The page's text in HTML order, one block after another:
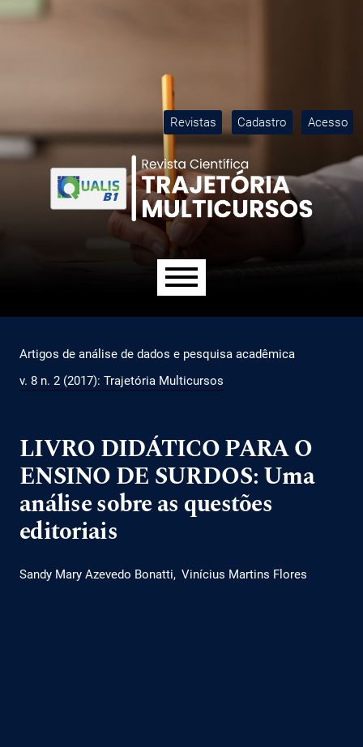
Ir para o menu de navegação principal
Ir para o conteúdo principal
Ir para o rodapé
Revistas Cadastro Acesso
Artigos de análise de dados e pesquisa acadêmica
v. 8 n. 2 (2017): Trajetória Multicursos
LIVRO DIDÁTICO PARA O
ENSINO DE SURDOS: Uma
análise sobre as questões
editoriais
Sandy Mary Azevedo Bonatti Vinícius Martins Flores